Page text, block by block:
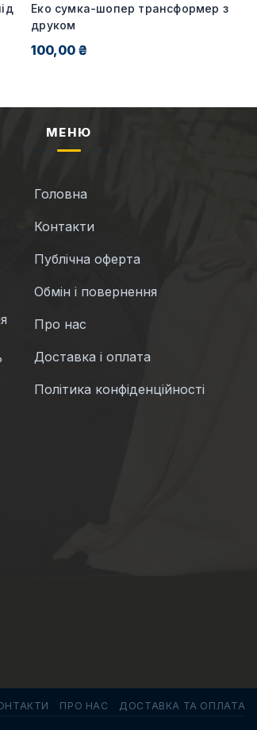
Еко сумка-шопер трансформер з
друком
100,00 ₴
МЕНЮ
Головна
Контакти
Публічна оферта
Обмін і повернення
Про нас
Доставка і оплата
Політика конфіденційності
ПРО НАС ДОСТАВКА ТА ОПЛАТА